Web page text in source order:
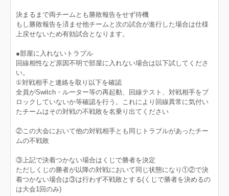
決まるまで両チームとも勝敗報告をせず待機
もし勝敗報告を済ませ他チームと次の試合が進行した場合は仕様
上戻せないため有効試合となります。
●部屋に入れないトラブル
回線相性など原因不明で部屋に入れない場合は以下試してくださ
い。
①対戦相手と連絡を取り以下を確認
全員がSwitch・ルーター等の再起動、回線テスト、対戦相手をブ
ロックしていないか等確認を行う。これにより回線異常に気付い
たチームはその対戦の不戦敗を名乗り出てください
②この大会において他の対戦相手とも同じトラブルがあったチー
ムの不戦敗
③上記で決着つかない場合はくじで勝者を決定
ただしくじの勝者が以降の対戦において同じ状態になり①②で決
着つかない場合は③は行わず不戦敗とする(くじで勝者を決めるの
は大会1回のみ)